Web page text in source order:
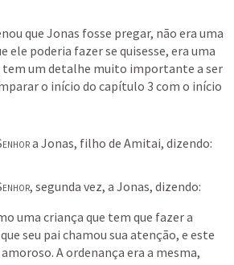
que Jonas fosse pregar, não era uma
ele poderia fazer se quisesse, era uma
tem um detalhe muito importante a ser
o início do capítulo 3 com o início
a Jonas, filho de Amitai, dizendo:
, segunda vez, a Jonas, dizendo:
uma criança que tem que fazer a
seu pai chamou sua atenção, e este
A ordenança era a mesma,